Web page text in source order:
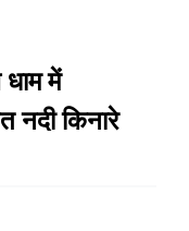
में
नदी किनारे